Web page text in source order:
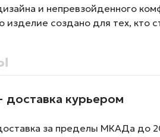
и непревзойденного
создано для тех, кто
курьером
за пределы МКАДа до